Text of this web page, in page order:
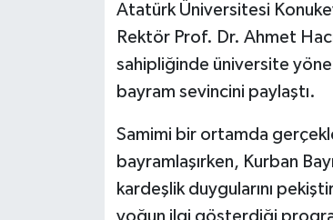
Atatürk Üniversitesi
Rektör Prof. Dr. Ahmet
sahipliğinde üniversite
bayram sevincini paylaştı.
Samimi bir ortamda
bayramlaşırken, Kurban
kardeşlik duygularını
Jandarma
KÜLTÜR SANAT
MAGAZİN